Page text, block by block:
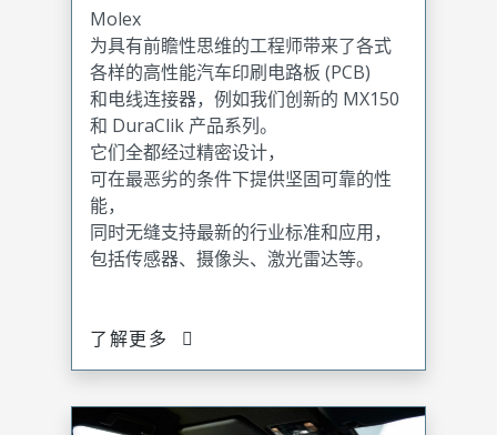
Molex
为具有前瞻性思维的工程师带来了各式
各样的高性能汽车印刷电路板 (PCB)
和电线连接器，例如我们创新的 MX150
和 DuraClik 产品系列。
它们全都经过精密设计，
可在最恶劣的条件下提供坚固可靠的性
能，
同时无缝支持最新的行业标准和应用，
包括传感器、摄像头、激光雷达等。
了解更多